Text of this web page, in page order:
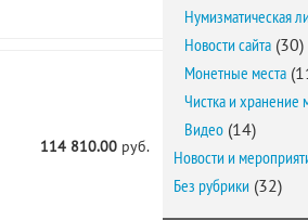
114 810.00руб.
Нумизматическая
Новости сайта (30)
Монетные места
Чистка и хранение
Видео (14)
Новости и
Без рубрики (32)